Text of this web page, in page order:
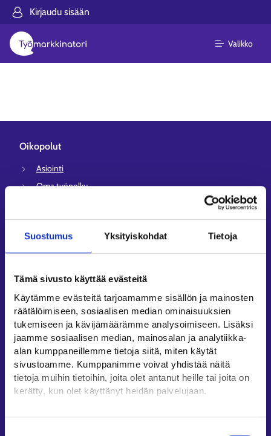
Suostumus Yksityiskohdat Tietoja
Tämä sivusto käyttää evästeitä
Käytämme evästeitä tarjoamamme sisällön ja mainosten
räätälöimiseen, sosiaalisen median ominaisuuksien
tukemiseen ja kävijämäärämme analysoimiseen. Lisäksi
jaamme sosiaalisen median, mainosalan ja analytiikka-
alan kumppaneillemme tietoja siitä, miten käytät
sivustoamme. Kumppanimme voivat yhdistää näitä
tietoja muihin tietoihin, joita olet antanut heille tai joita on
kerätty, kun olet käyttänyt heidän palvelujaan.
Löydät tietoa evästeiden käyttötarkoituksista
Kirjaudu sisään
Valikko
Oikopolut
Asiointi
Oma työpolku
Avoimet työpaikat
Tietoa muilla kielillä
Työllisyysalueiden yhteystiedot
Sähköisen asioinnin tuki
Työttömyysturvaneuvonta
Yritys- ja työnantaja-asiakkaan neuvontapalvelut
Asiointi- ja Oma työpolku -osioiden ohjeet
Tuki ja palaute